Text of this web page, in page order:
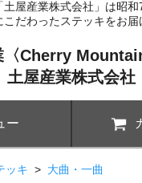
土屋産業株式会社」は昭
だわったステッキをお届
〈Cherry
土屋産業株式会社
ー
ッキ > 大曲・一曲